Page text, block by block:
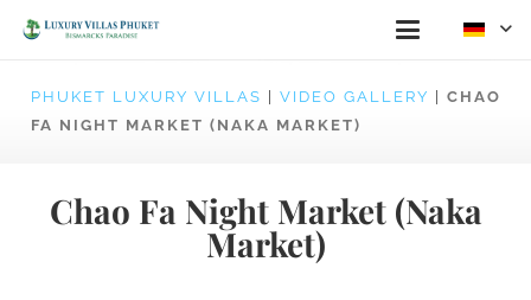
PHUKET LUXURY VILLAS VIDEO GALLERY
CHAO
FA NIGHT MARKET (NAKA MARKET)
Chao Fa Night Market (Naka
Market)